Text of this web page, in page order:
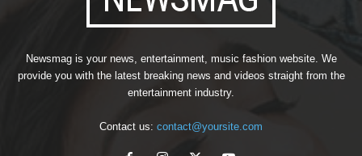
Newsmag is your news, entertainment, music fashion website. We
provide you with the latest breaking news and videos straight from the
entertainment industry.
Contact us: contact@yoursite.com